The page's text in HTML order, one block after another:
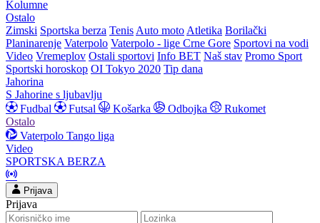
Kolumne
Ostalo
Zimski Sportska berza Tenis Auto moto Atletika Borilački
Planinarenje Vaterpolo Vaterpolo - lige Crne Gore Sportovi na vodi
Video Vremeplov Ostali sportovi Info BET Naš stav Promo Sport
Sportski horoskop OI Tokyo 2020 Tip dana
Jahorina
S Jahorine s ljubavlju
Fudbal
Futsal Košarka Odbojka
Rukomet
Ostalo
Vaterpolo Tango liga
Video
SPORTSKA BERZA
Prijava
Prijava